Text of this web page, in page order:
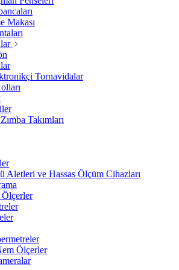
Makası
Tornavidalar
Takımları
Aletleri ve Hassas Ölçüm Cihazları
Ölçerler
Ölçerler